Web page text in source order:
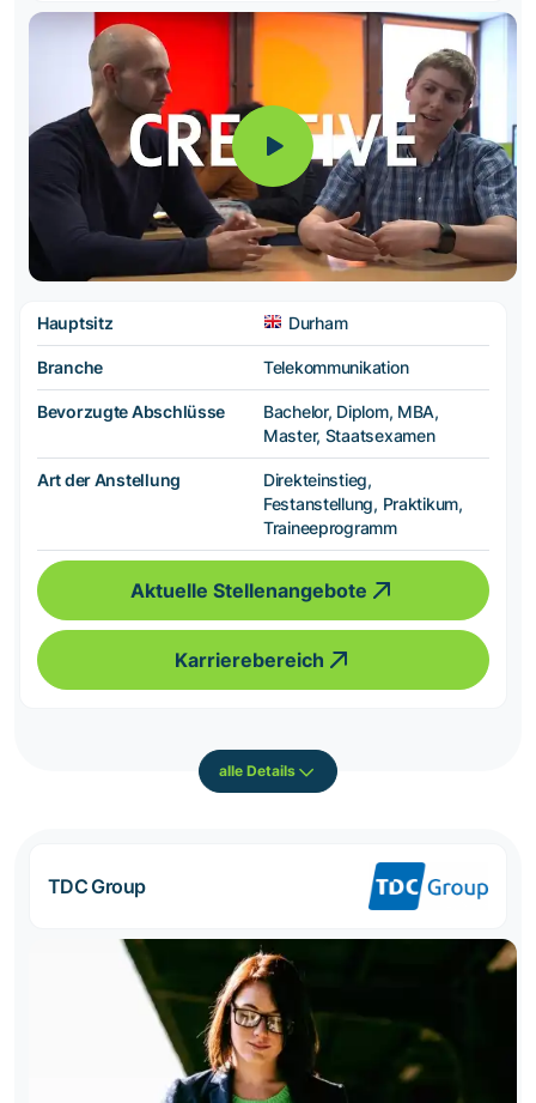
Hauptsitz Durham
Branche Telekommunikation
Bevorzugte Abschlüsse
Bachelor, Diplom, MBA,
Master, Staatsexamen
Art der Anstellung
Direkteinstieg,
Festanstellung, Praktikum,
Traineeprogramm
Aktuelle Stellenangebote
Karrierebereich
alle Details
TDC Group